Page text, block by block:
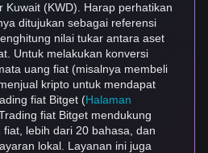
Kuwait (KWD). Harap perhatikan
ditujukan sebagai referensi
nilai tukar antara aset
Untuk melakukan konversi
uang fiat (misalnya membeli
kripto untuk mendapat
fiat Bitget (Halaman
fiat Bitget mendukung
lebih dari 20 bahasa, dan
lokal. Layanan ini juga